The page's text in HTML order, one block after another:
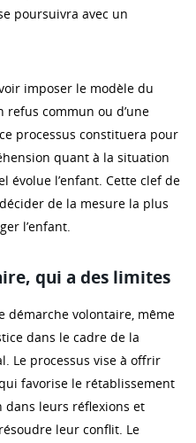
poursuivra avec un
imposer le modèle du
refus commun ou d’une
processus constituera pour
quant à la situation
évolue l’enfant. Cette clef de
de la mesure la plus
l’enfant.
qui a des limites
démarche volontaire, même
dans le cadre de la
Le processus vise à offrir
favorise le rétablissement
dans leurs réflexions et
leur conflit. Le